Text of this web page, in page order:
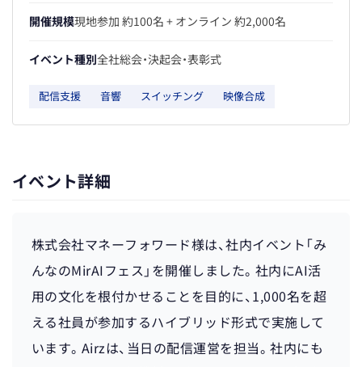
開催規模現地参加 約100名 + オンライン 約2,000名
イベント種別 全社総会・決起会・表彰式
配信支援 音響 スイッチング 映像合成
イベント詳細
株式会社マネーフォワード様は、社内イベント「み
んなのMirAIフェス」を開催しました。社内にAI活
用の文化を根付かせることを目的に、1,000名を超
える社員が参加するハイブリッド形式で実施して
います。Airzは、当日の配信運営を担当。社内にも